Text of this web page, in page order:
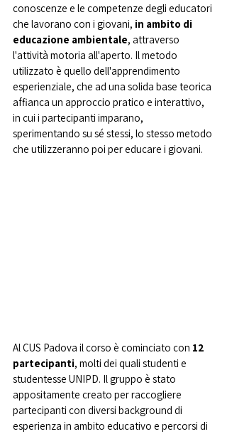
conoscenze e le competenze degli educatori
che lavorano con i giovani, in ambito di
educazione ambientale, attraverso
l'attività motoria all'aperto. Il metodo
utilizzato è quello dell'apprendimento
esperienziale, che ad una solida base teorica
affianca un approccio pratico e interattivo,
in cui i partecipanti imparano,
sperimentando su sé stessi, lo stesso metodo
che utilizzeranno poi per educare i giovani.
Al CUS Padova il corso è cominciato con 12
partecipanti, molti dei quali studenti e
studentesse UNIPD. Il gruppo è stato
appositamente creato per raccogliere
partecipanti con diversi background di
esperienza in ambito educativo e percorsi di